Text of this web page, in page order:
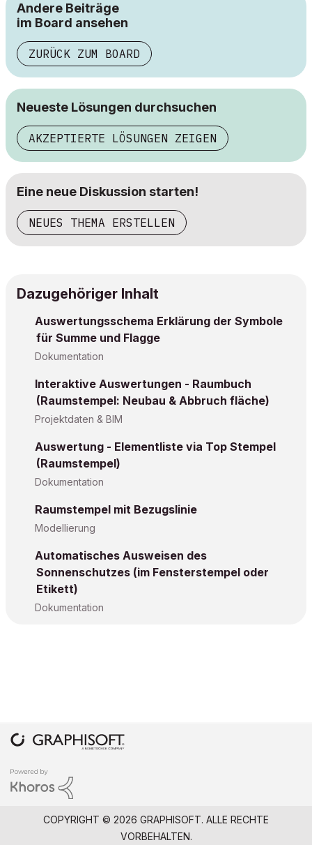
Andere Beiträge
im Board ansehen
ZURÜCK ZUM BOARD
Neueste Lösungen durchsuchen
AKZEPTIERTE LÖSUNGEN ZEIGEN
Eine neue Diskussion starten!
NEUES THEMA ERSTELLEN
Dazugehöriger Inhalt
Auswertungsschema Erklärung der Symbole
für Summe und Flagge
Dokumentation
Interaktive Auswertungen - Raumbuch
(Raumstempel: Neubau & Abbruch fläche)
Projektdaten & BIM
Auswertung - Elementliste via Top Stempel
(Raumstempel)
Dokumentation
Raumstempel mit Bezugslinie
Modellierung
Automatisches Ausweisen des
Sonnenschutzes (im Fensterstempel oder
Etikett)
Dokumentation
COPYRIGHT © 2026 GRAPHISOFT. ALLE RECHTE
VORBEHALTEN.